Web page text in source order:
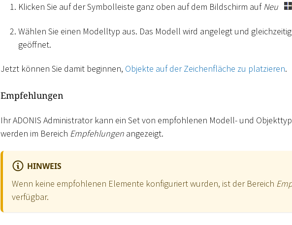
Klicken Sie auf der Symbolleiste ganz oben auf dem Bildschirm aufNeu
Wählen Sie einen Modelltyp aus. Das Modell wird angelegt und
geöffnet.
Jetzt können Sie damit beginnen, Objekte auf der Zeichenfläche zu platzieren.
Empfehlungen
Ihr ADONIS Administrator kann ein Set von empfohlenen Modell- und
werden im Bereich Empfehlungen angezeigt.
HINWEIS
Wenn keine empfohlenen Elemente konfiguriert wurden, ist der Bereich
verfügbar.